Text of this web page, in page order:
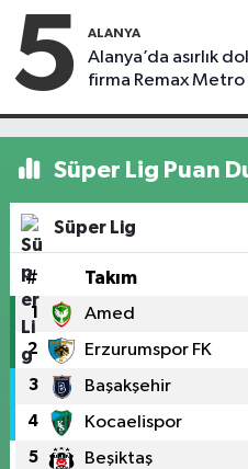
5 ALANYA
Alanya’da asırlık
firma Remax
Süper Lig Puan
Süper Lig
# Takım
1 Amed
2 Erzurumspor FK
3 Başakşehir
4 Kocaelispor
5 Beşiktaş